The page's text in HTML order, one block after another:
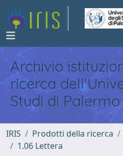
Archivio
ricerca
Studi di Palermo
IRIS Prodotti della ricerca
1.06 Lettera